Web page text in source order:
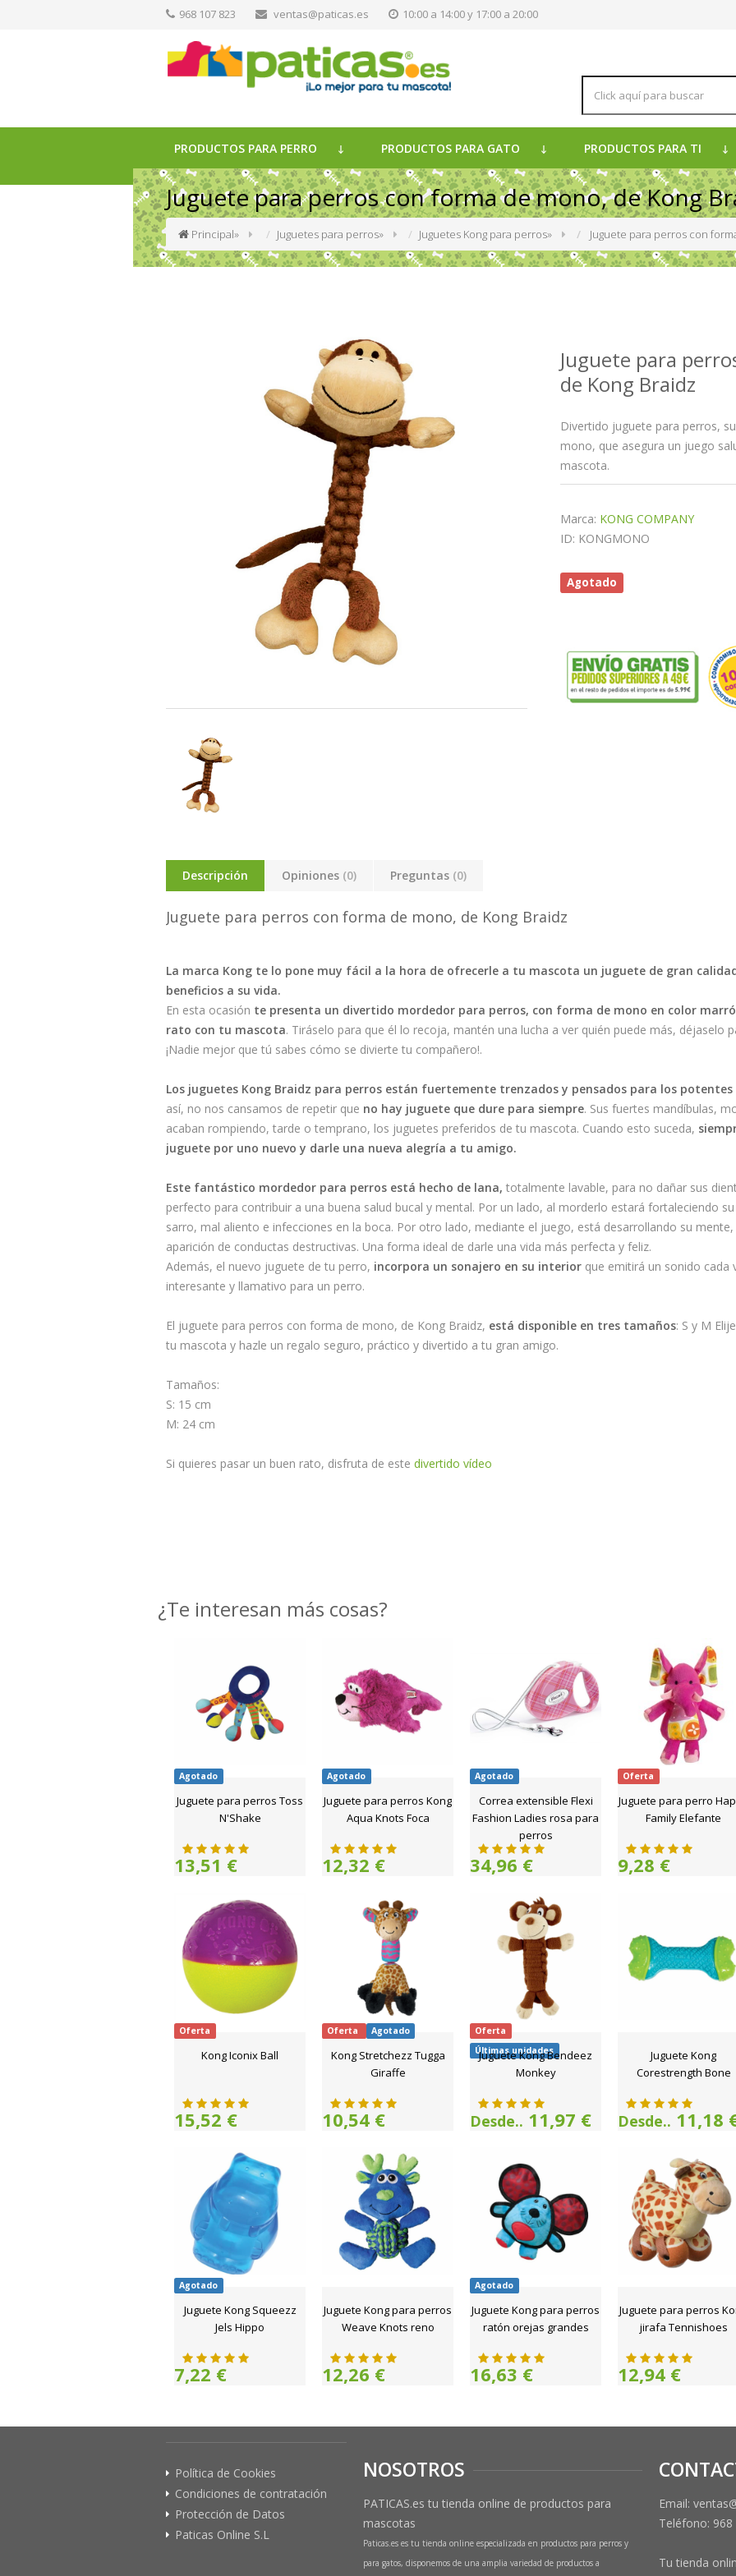
968 107 823 ventas@paticas.es 10:00 a 14:00 y 17:00 a 20:00
PRODUCTOS PARA PERRO PRODUCTOS PARA GATO PRODUCTOS PARA TI
Juguete para perros con forma de mono, de Kong
Principal» Juguetes para perros» Juguetes Kong para perros» Juguete para perros con
Juguete para
de Kong Braidz
Divertido juguete para perros,
mono, que asegura un juego
mascota.
Marca: KONG COMPANY
ID: KONGMONO
Agotado
Descripción Opiniones (0) Preguntas (0)
Juguete para perros con forma de mono, de Kong Braidz
La marca Kong te lo pone muy fácil a la hora de ofrecerle a tu mascota un juguete de gran
beneficios a su vida.
En esta ocasión te presenta un divertido mordedor para perros, con forma de mono en color
rato con tu mascota. Tiráselo para que él lo recoja, mantén una lucha a ver quién puede más, déjaselo
¡Nadie mejor que tú sabes cómo se divierte tu compañero!.
Los juguetes Kong Braidz para perros están fuertemente trenzados y pensados para los
así, no nos cansamos de repetir que no hay juguete que dure para siempre. Sus fuertes mandíbulas,
acaban rompiendo, tarde o temprano, los juguetes preferidos de tu mascota. Cuando esto suceda,
juguete por uno nuevo y darle una nueva alegría a tu amigo.
Este fantástico mordedor para perros está hecho de lana, totalmente lavable, para no dañar sus
perfecto para contribuir a una buena salud bucal y mental. Por un lado, al morderlo estará fortaleciendo
sarro, mal aliento e infecciones en la boca. Por otro lado, mediante el juego, está desarrollando su
aparición de conductas destructivas. Una forma ideal de darle una vida más perfecta y feliz.
Además, el nuevo juguete de tu perro, incorpora un sonajero en su interior que emitirá un sonido cada
interesante y llamativo para un perro.
El juguete para perros con forma de mono, de Kong Braidz, está disponible en tres tamaños: S y M
tu mascota y hazle un regalo seguro, práctico y divertido a tu gran amigo.
Tamaños:
S: 15 cm
M: 24 cm
Si quieres pasar un buen rato, disfruta de este divertido vídeo
¿Te interesan más cosas?
Agotado
Juguete para perros Toss
N'Shake
13,51 €
Agotado
Juguete para perros Kong
Aqua Knots Foca
12,32 €
Agotado
Correa extensible Flexi
Fashion Ladies rosa para
perros
34,96 €
Oferta
Juguete para perro
Family Elefante
9,28 €
Oferta
Kong Iconix Ball
15,52 €
Oferta Agotado
Kong Stretchezz Tugga
Giraffe
10,54 €
Oferta
Últimas unidades
Juguete Kong Bendeez
Monkey
Desde.. 11,97 €
Juguete Kong
Corestrength Bone
Desde.. 11,18
Agotado
Juguete Kong Squeezz
Jels Hippo
7,22 €
Juguete Kong para perros
Weave Knots reno
12,26 €
Agotado
Juguete Kong para perros
ratón orejas grandes
16,63 €
Juguete para perros
jirafa Tennishoes
12,94 €
Política de Cookies
Condiciones de contratación
Protección de Datos
Paticas Online S.L
NOSOTROS
PATICAS.es tu tienda online de productos para
mascotas
Paticas.es es tu tienda online especializada en productos para perros y
para gatos, disponemos de una amplia variedad de productos a
Email:
Teléfono:
Tu tienda